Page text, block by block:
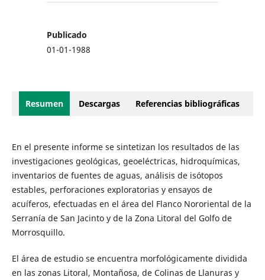
Publicado
01-01-1988
Resumen Descargas Referencias bibliográficas
En el presente informe se sintetizan los resultados de las
investigaciones geológicas, geoeléctricas, hidroquímicas,
inventarios de fuentes de aguas, análisis de isótopos
estables, perforaciones exploratorias y ensayos de
acuíferos, efectuadas en el área del Flanco Nororiental de la
Serranía de San Jacinto y de la Zona Litoral del Golfo de
Morrosquillo.
El área de estudio se encuentra morfológicamente dividida
en las zonas Litoral, Montañosa, de Colinas de Llanuras y